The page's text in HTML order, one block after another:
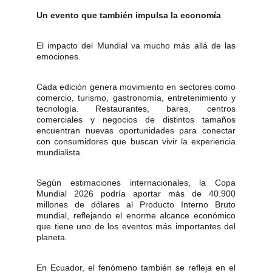
Un evento que también impulsa la economía
El impacto del Mundial va mucho más allá de las
emociones.
Cada edición genera movimiento en sectores como
comercio, turismo, gastronomía, entretenimiento y
tecnología. Restaurantes, bares, centros
comerciales y negocios de distintos tamaños
encuentran nuevas oportunidades para conectar
con consumidores que buscan vivir la experiencia
mundialista.
Según estimaciones internacionales, la Copa
Mundial 2026 podría aportar más de 40.900
millones de dólares al Producto Interno Bruto
mundial, reflejando el enorme alcance económico
que tiene uno de los eventos más importantes del
planeta.
En Ecuador, el fenómeno también se refleja en el